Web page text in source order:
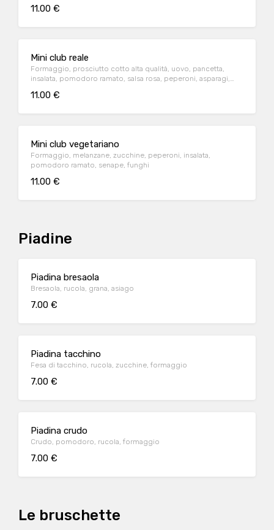
11.00 €
Mini club reale
Formaggio, prosciutto cotto alta qualità, uovo, pancetta,
insalata, pomodoro ramato, salsa rosa, peperoni, asparagi,
11.00 €
Mini club vegetariano
Formaggio, melanzane, zucchine, peperoni, insalata,
pomodoro ramato, senape, funghi
11.00 €
Piadine
Piadina bresaola
Bresaola, rucola, grana, asiago
7.00 €
Piadina tacchino
Fesa di tacchino, rucola, zucchine, formaggio
7.00 €
Piadina crudo
Crudo, pomodoro, rucola, formaggio
7.00 €
Le bruschette